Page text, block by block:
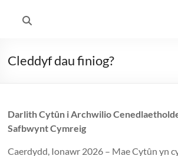
Eglwysi
yng
Churches
Cleddyf dau finiog?
Darlith Cytûn i Archwilio
Safbwynt Cymreig
Caerdydd, Ionawr 2026 – Mae Cytûn yn